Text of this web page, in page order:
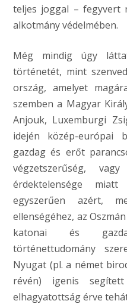
teljes joggal – fegyvert
alkotmány védelmében.
Még mindig úgy
történetét, mint
ország, amelyet
szemben a Magyar
Anjouk, Luxemburgi
idején közép-európai
gazdag és erőt
végzetszerűség,
érdektelensége
egyszerűen azért,
ellenségéhez, az
katonai és
történettudomány
Nyugat (pl. a német
révén) igenis
elhagyatottság érve